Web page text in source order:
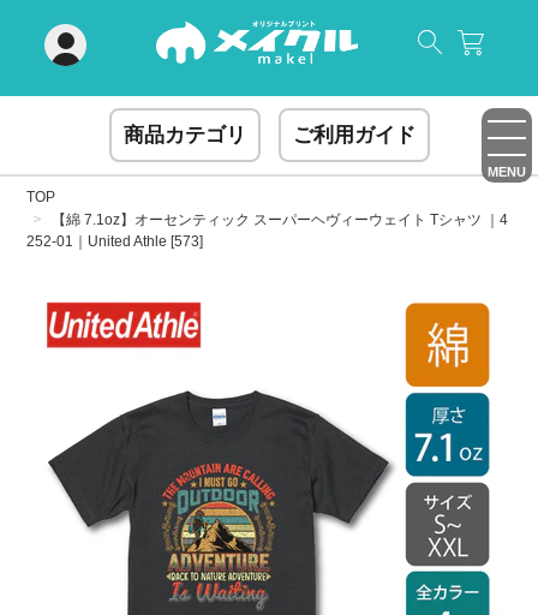
商品カテゴリ ご利用ガイド
MENU
TOP
【綿 7.1oz】オーセンティック スーパーヘヴィーウェイト Tシャツ ｜4
252-01｜United Athle [573]